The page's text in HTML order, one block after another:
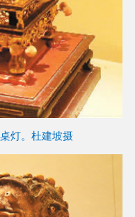
灯。杜建坡摄